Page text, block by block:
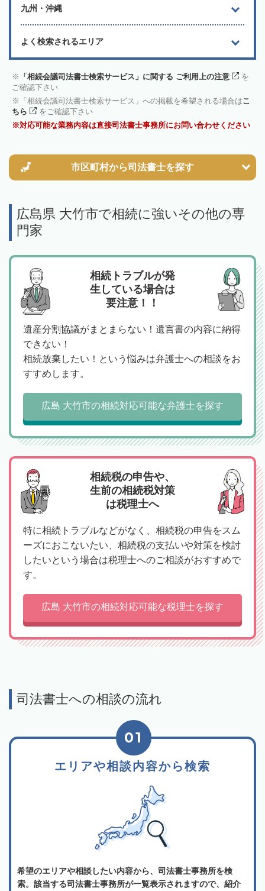
九州・沖縄
よく検索されるエリア
「相続会議司法書士検索サービス」に関する ご利用上の注意
を
ご確認下さい
「相続会議司法書士検索サービス」への掲載を希望される場合はこ
ちら
をご確認下さい
対応可能な業務内容は直接司法書士事務所にお問い合わせください
市区町村から司法書士を探す
広島県 大竹市で相続に強いその他の専
門家
相続トラブルが発
生している場合は
要注意！！
遺産分割協議がまとまらない！遺言書の内容に納得
できない！
相続放棄したい！という悩みは弁護士への相談をお
すすめします。
広島 大竹市の相続対応可能な弁護士を探す
相続税の申告や、
生前の相続税対策
は税理士へ
特に相続トラブルなどがなく、相続税の申告をスム
ーズにおこないたい、相続税の支払いや対策を検討
したいという場合は税理士へのご相談がおすすめで
す。
広島 大竹市の相続対応可能な税理士を探す
司法書士への相談の流れ
エリアや相談内容から検索
01
希望のエリアや相談したい内容から、司法書士事務所を検
索。該当する司法書士事務所が一覧表示されますので、紹介